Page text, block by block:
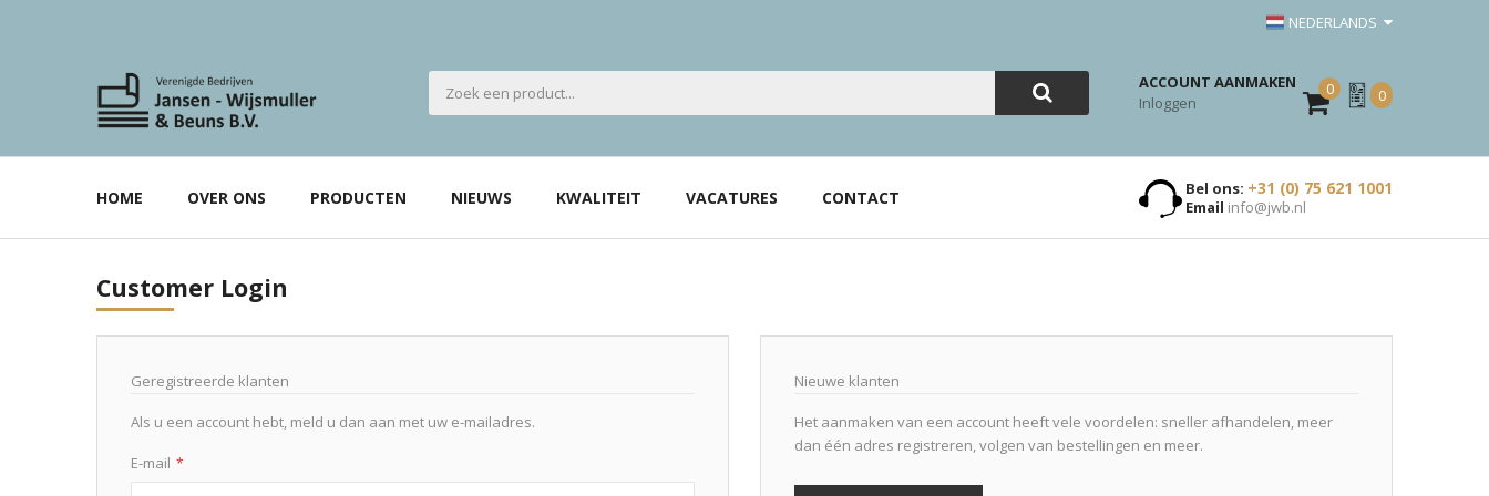
NEDERLANDS
ACCOUNT AANMAKEN
Inloggen
0
Mijn
Offerte
0
HOME OVER ONS PRODUCTEN NIEUWS KWALITEIT VACATURES CONTACT Bel ons: +31 (0) 75 621 1001
Email info@jwb.nl
Customer Login
Geregistreerde klanten
Als u een account hebt, meld u dan aan met uw e-mailadres.
E-mail
Nieuwe klanten
Het aanmaken van een account heeft vele voordelen: sneller afhandelen, meer
dan één adres registreren, volgen van bestellingen en meer.